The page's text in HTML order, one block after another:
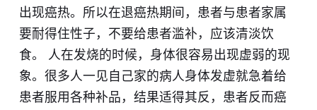
出现癌热。所以在退癌热期间，患者与患者家属
要耐得住性子，不要给患者滥补，应该清淡饮
食。 人在发烧的时候，身体很容易出现虚弱的现
象。很多人一见自己家的病人身体发虚就急着给
患者服用各种补品，结果适得其反，患者反而癌